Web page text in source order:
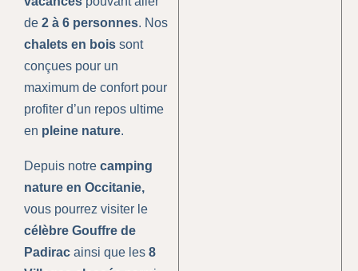
de 2 à 6 personnes. Nos
chalets en bois sont
conçues pour un
maximum de confort pour
profiter d’un repos ultime
en pleine nature.
Depuis notre camping
nature en Occitanie,
vous pourrez visiter le
célèbre Gouffre de
Padirac ainsi que les 8